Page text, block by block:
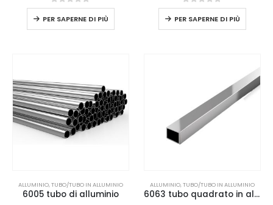
0su 5
PER SAPERNE DI PIÙ
0su 5
PER SAPERNE DI PIÙ
ALLUMINIO,TUBO/TUBO IN ALLUMINIO
6005 tubo di alluminio
ALLUMINIO,TUBO/TUBO IN ALLUMINIO
6063 tubo quadrato in alluminio